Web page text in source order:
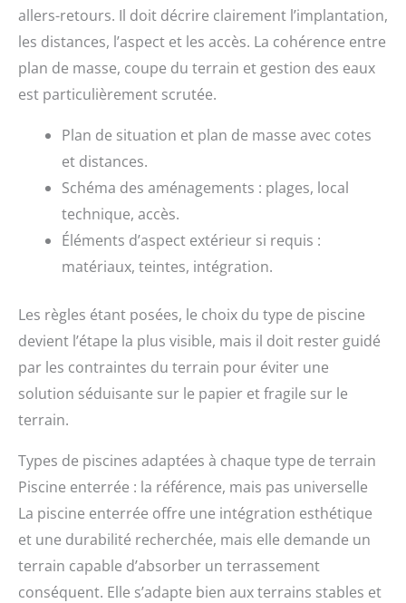
allers-retours. Il doit décrire clairement l’implantation,
les distances, l’aspect et les accès. La cohérence entre
plan de masse, coupe du terrain et gestion des eaux
est particulièrement scrutée.
Plan de situation et plan de masse avec cotes
et distances.
Schéma des aménagements : plages, local
technique, accès.
Éléments d’aspect extérieur si requis :
matériaux, teintes, intégration.
Les règles étant posées, le choix du type de piscine
devient l’étape la plus visible, mais il doit rester guidé
par les contraintes du terrain pour éviter une
solution séduisante sur le papier et fragile sur le
terrain.
Types de piscines adaptées à chaque type de terrain
Piscine enterrée : la référence, mais pas universelle
La piscine enterrée offre une intégration esthétique
et une durabilité recherchée, mais elle demande un
terrain capable d’absorber un terrassement
conséquent. Elle s’adapte bien aux terrains stables et